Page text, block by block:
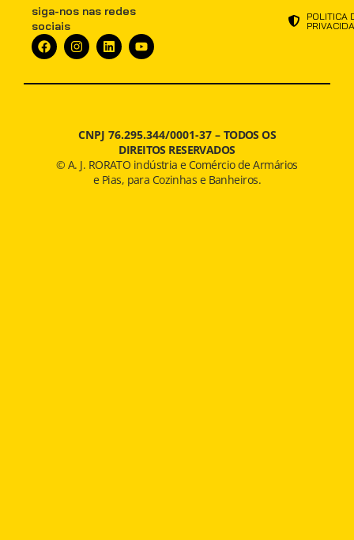
siga-nos nas redes
sociais
POLITICA
CNPJ 76.295.344/0001-37 – TODOS OS
DIREITOS RESERVADOS
© A. J. RORATO indústria e Comércio de Armários
e Pias, para Cozinhas e Banheiros.